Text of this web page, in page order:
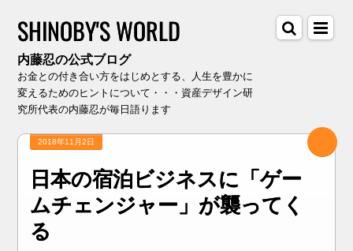
SHINOBY'S WORLD
内藤忍の公式ブログ
お金との付き合い方をはじめとする、人生を豊かに
変えるためのヒントについて・・・資産デザイン研
究所代表の内藤忍が毎日語ります
2018年11月2日
日本の宿泊ビジネスに「ゲー
ムチェンジャー」が襲ってく
る